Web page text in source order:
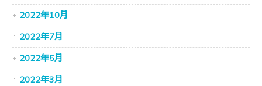
2022年10月
2022年7月
2022年5月
2022年3月